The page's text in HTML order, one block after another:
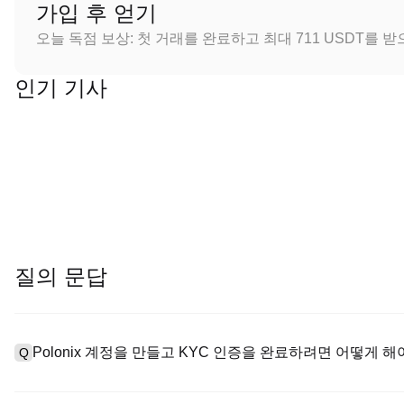
가입 후 얻기
오늘 독점 보상: 첫 거래를 완료하고 최대 711 USDT를 받
인기 기사
질의 문답
Q Polonix 계정을 만들고 KYC 인증을 완료하려면 어떻게 해